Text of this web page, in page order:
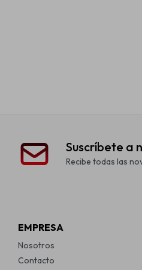
Suscríbete a
Recibe todas las
EMPRESA
Nosotros
Contacto